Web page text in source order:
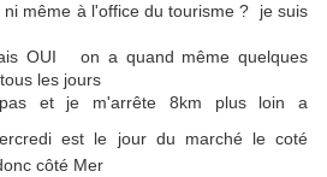
même à l'office du tourisme ? je suis
OUI on a quand même quelques
tous les jours
et je m'arrête 8km plus loin a
est le jour du marché le coté
côté Mer